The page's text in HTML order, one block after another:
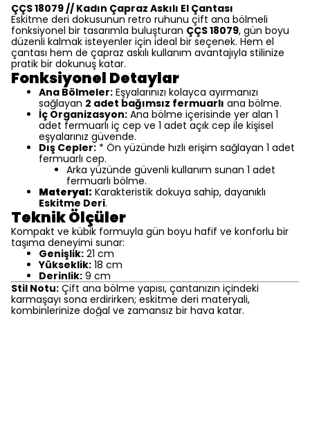
ÇÇS 18079 // Kadın Çapraz Askılı El Çantası
Eskitme deri dokusunun retro ruhunu çift ana bölmeli
fonksiyonel bir tasarımla buluşturan ÇÇS 18079, gün boyu
düzenli kalmak isteyenler için ideal bir seçenek. Hem el
çantası hem de çapraz askılı kullanım avantajıyla stilinize
pratik bir dokunuş katar.
Fonksiyonel Detaylar
Ana Bölmeler: Eşyalarınızı kolayca ayırmanızı
sağlayan 2 adet bağımsız fermuarlı ana bölme.
İç Organizasyon: Ana bölme içerisinde yer alan 1
adet fermuarlı iç cep ve 1 adet açık cep ile kişisel
eşyalarınız güvende.
Dış Cepler: * Ön yüzünde hızlı erişim sağlayan 1 adet
fermuarlı cep.
Arka yüzünde güvenli kullanım sunan 1 adet
fermuarlı bölme.
Materyal: Karakteristik dokuya sahip, dayanıklı
Eskitme Deri.
Teknik Ölçüler
Kompakt ve kübik formuyla gün boyu hafif ve konforlu bir
taşıma deneyimi sunar:
Genişlik: 21 cm
Yükseklik: 18 cm
Derinlik: 9 cm
Stil Notu: Çift ana bölme yapısı, çantanızın içindeki
karmaşayı sona erdirirken; eskitme deri materyali,
kombinlerinize doğal ve zamansız bir hava katar.